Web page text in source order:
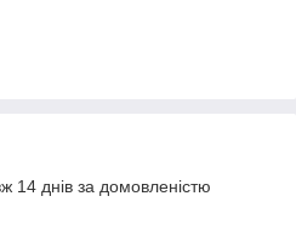
14 днів за домовленістю